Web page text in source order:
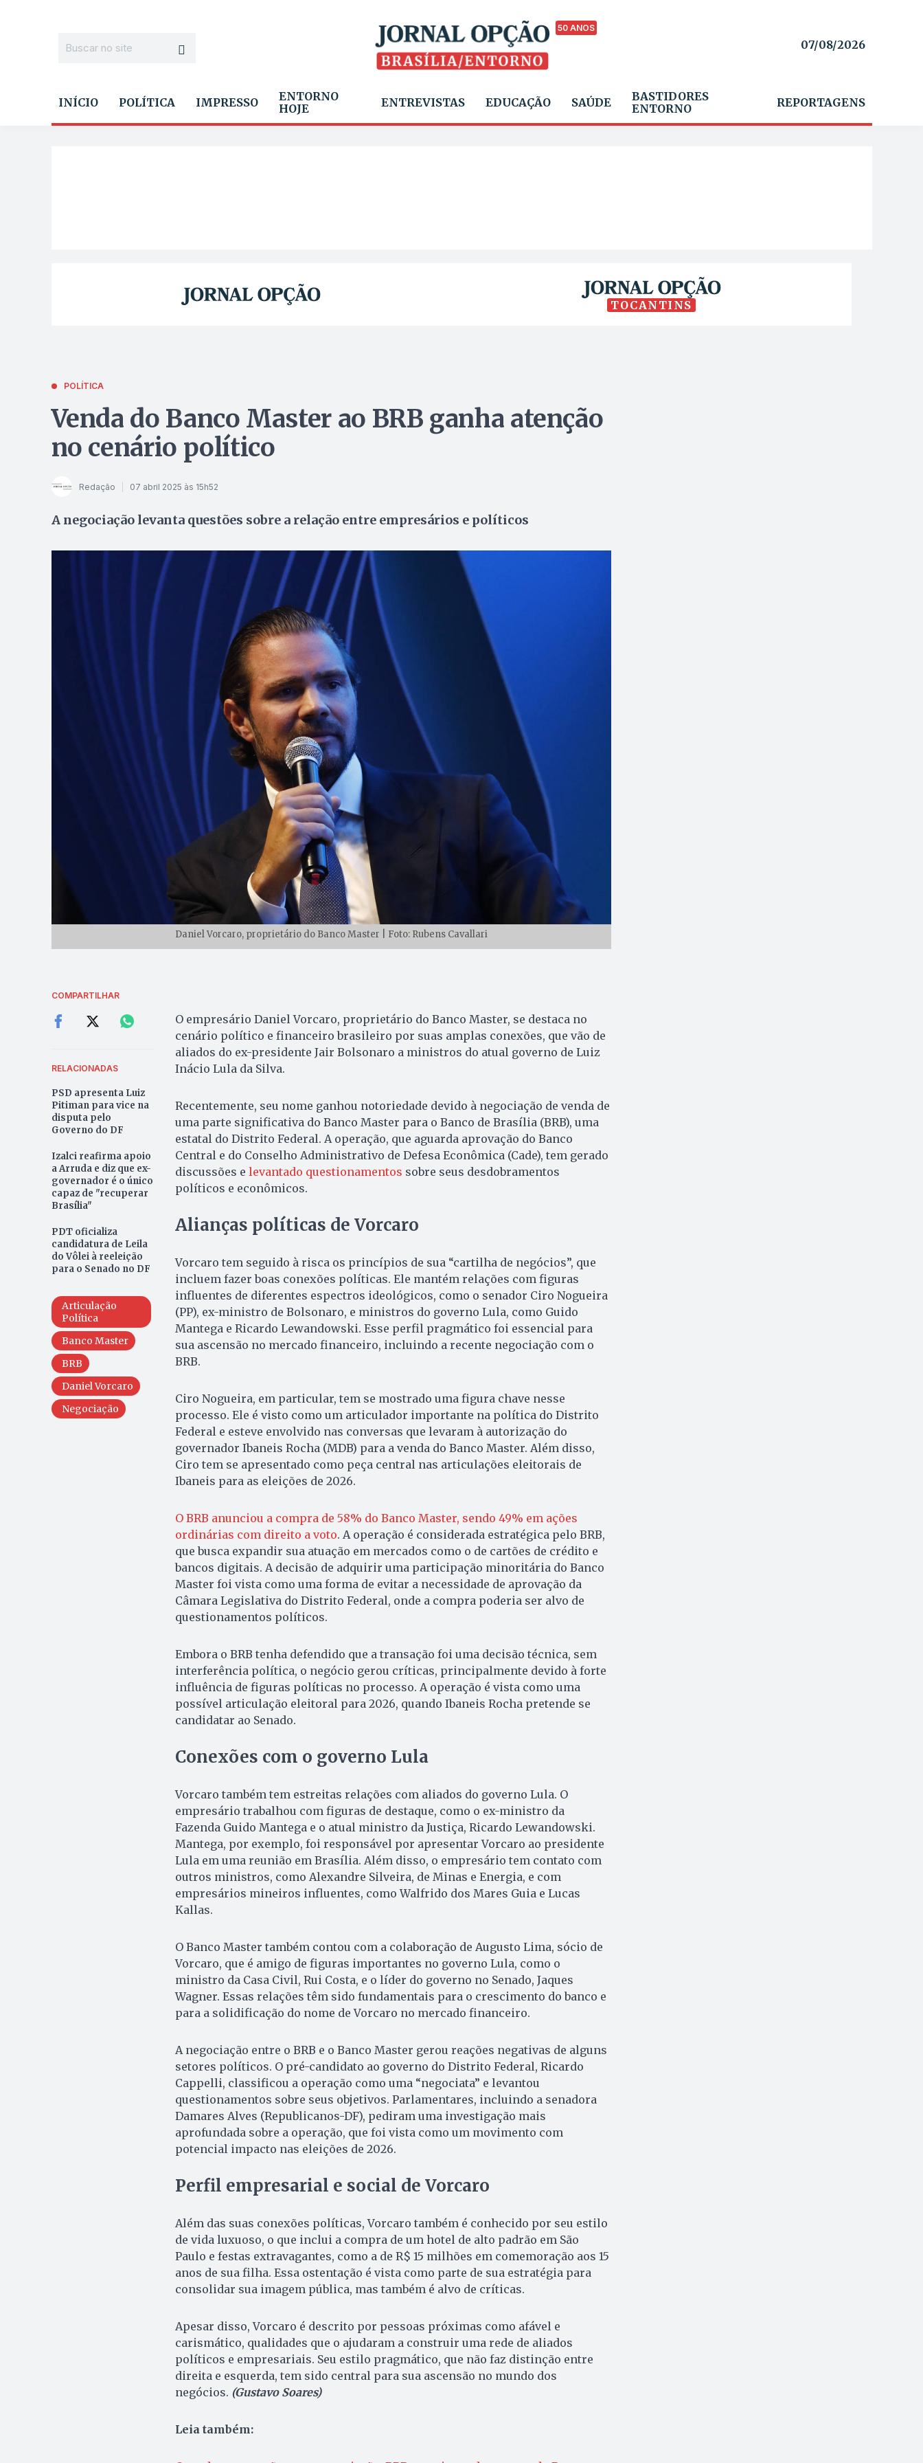
50 ANOS
07/08/2026
INÍCIO POLÍTICA IMPRESSO
ENTORNO
HOJE
ENTREVISTAS EDUCAÇÃO SAÚDE
BASTIDORES
ENTORNO
REPORTAGENS
TOCANTINS
POLÍTICA
Venda do Banco Master ao BRB ganha atenção
no cenário político
Redação 07 abril 2025 às 15h52
A negociação levanta questões sobre a relação entre empresários e políticos
Daniel Vorcaro, proprietário do Banco Master | Foto: Rubens Cavallari
COMPARTILHAR
RELACIONADAS
PSD apresenta Luiz
Pitiman para vice na
disputa pelo
Governo do DF
Izalci reafirma apoio
a Arruda e diz que ex-
governador é o único
capaz de "recuperar
Brasília"
PDT oficializa
candidatura de Leila
do Vôlei à reeleição
para o Senado no DF
Articulação
Política
Banco Master
BRB
Daniel Vorcaro
Negociação
O empresário Daniel Vorcaro, proprietário do Banco Master, se destaca no
cenário político e financeiro brasileiro por suas amplas conexões, que vão de
aliados do ex-presidente Jair Bolsonaro a ministros do atual governo de Luiz
Inácio Lula da Silva.
Recentemente, seu nome ganhou notoriedade devido à negociação de venda de
uma parte significativa do Banco Master para o Banco de Brasília (BRB), uma
estatal do Distrito Federal. A operação, que aguarda aprovação do Banco
Central e do Conselho Administrativo de Defesa Econômica (Cade), tem gerado
discussões e levantado questionamentos sobre seus desdobramentos
políticos e econômicos.
Alianças políticas de Vorcaro
Vorcaro tem seguido à risca os princípios de sua “cartilha de negócios”, que
incluem fazer boas conexões políticas. Ele mantém relações com figuras
influentes de diferentes espectros ideológicos, como o senador Ciro Nogueira
(PP), ex-ministro de Bolsonaro, e ministros do governo Lula, como Guido
Mantega e Ricardo Lewandowski. Esse perfil pragmático foi essencial para
sua ascensão no mercado financeiro, incluindo a recente negociação com o
BRB.
Ciro Nogueira, em particular, tem se mostrado uma figura chave nesse
processo. Ele é visto como um articulador importante na política do Distrito
Federal e esteve envolvido nas conversas que levaram à autorização do
governador Ibaneis Rocha (MDB) para a venda do Banco Master. Além disso,
Ciro tem se apresentado como peça central nas articulações eleitorais de
Ibaneis para as eleições de 2026.
O BRB anunciou a compra de 58% do Banco Master, sendo 49% em ações
ordinárias com direito a voto. A operação é considerada estratégica pelo BRB,
que busca expandir sua atuação em mercados como o de cartões de crédito e
bancos digitais. A decisão de adquirir uma participação minoritária do Banco
Master foi vista como uma forma de evitar a necessidade de aprovação da
Câmara Legislativa do Distrito Federal, onde a compra poderia ser alvo de
questionamentos políticos.
Embora o BRB tenha defendido que a transação foi uma decisão técnica, sem
interferência política, o negócio gerou críticas, principalmente devido à forte
influência de figuras políticas no processo. A operação é vista como uma
possível articulação eleitoral para 2026, quando Ibaneis Rocha pretende se
candidatar ao Senado.
Conexões com o governo Lula
Vorcaro também tem estreitas relações com aliados do governo Lula. O
empresário trabalhou com figuras de destaque, como o ex-ministro da
Fazenda Guido Mantega e o atual ministro da Justiça, Ricardo Lewandowski.
Mantega, por exemplo, foi responsável por apresentar Vorcaro ao presidente
Lula em uma reunião em Brasília. Além disso, o empresário tem contato com
outros ministros, como Alexandre Silveira, de Minas e Energia, e com
empresários mineiros influentes, como Walfrido dos Mares Guia e Lucas
Kallas.
O Banco Master também contou com a colaboração de Augusto Lima, sócio de
Vorcaro, que é amigo de figuras importantes no governo Lula, como o
ministro da Casa Civil, Rui Costa, e o líder do governo no Senado, Jaques
Wagner. Essas relações têm sido fundamentais para o crescimento do banco e
para a solidificação do nome de Vorcaro no mercado financeiro.
A negociação entre o BRB e o Banco Master gerou reações negativas de alguns
setores políticos. O pré-candidato ao governo do Distrito Federal, Ricardo
Cappelli, classificou a operação como uma “negociata” e levantou
questionamentos sobre seus objetivos. Parlamentares, incluindo a senadora
Damares Alves (Republicanos-DF), pediram uma investigação mais
aprofundada sobre a operação, que foi vista como um movimento com
potencial impacto nas eleições de 2026.
Perfil empresarial e social de Vorcaro
Além das suas conexões políticas, Vorcaro também é conhecido por seu estilo
de vida luxuoso, o que inclui a compra de um hotel de alto padrão em São
Paulo e festas extravagantes, como a de R$ 15 milhões em comemoração aos 15
anos de sua filha. Essa ostentação é vista como parte de sua estratégia para
consolidar sua imagem pública, mas também é alvo de críticas.
Apesar disso, Vorcaro é descrito por pessoas próximas como afável e
carismático, qualidades que o ajudaram a construir uma rede de aliados
políticos e empresariais. Seu estilo pragmático, que não faz distinção entre
direita e esquerda, tem sido central para sua ascensão no mundo dos
negócios. (Gustavo Soares)
Leia também: